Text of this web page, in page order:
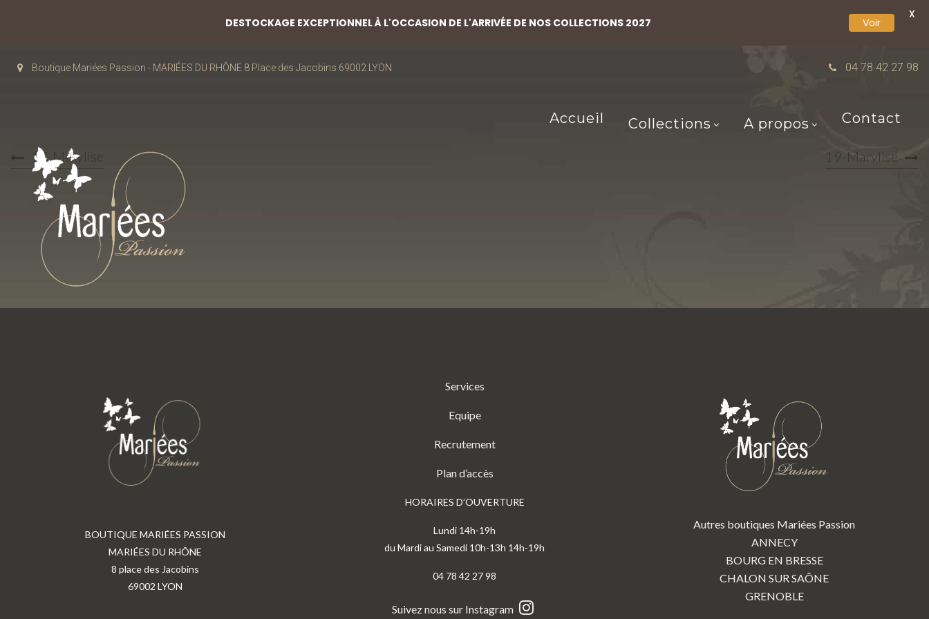
Boutique Mariées Passion - MARIÉES DU RHÔNE 8 Place des Jacobins 69002 LYON 04 78 42 27 98
Accueil Collections A propos Contact
17-Marylise 19-Marylise
BOUTIQUE MARIÉES PASSION
MARIÉES DU RHÔNE
8 place des Jacobins
69002 LYON
Services
Equipe
Recrutement
Plan d’accès
HORAIRES D’OUVERTURE
Lundi 14h-19h
du Mardi au Samedi 10h-13h 14h-19h
04 78 42 27 98
Suivez nous sur Instagram
Autres boutiques Mariées Passion
ANNECY
BOURG EN BRESSE
CHALON SUR SAÔNE
GRENOBLE
DESTOCKAGE EXCEPTIONNEL À L'OCCASION DE L'ARRIVÉE DE NOS COLLECTIONS 2027 Voir
X